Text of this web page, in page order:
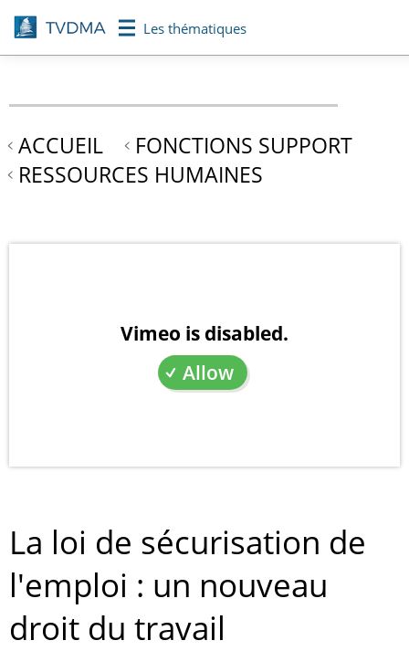
Aller
au
contenu
Les thématiques
ACCUEIL
FONCTIONS SUPPORT
RESSOURCES HUMAINES
Vimeo is disabled.
Allow
La loi de sécurisation de
l'emploi : un nouveau
droit du travail